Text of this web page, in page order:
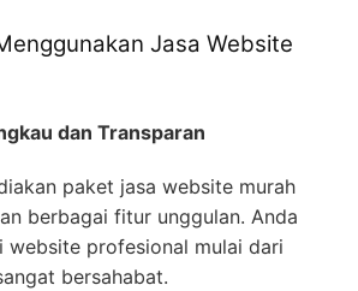
Jasa Website
dan Transparan
paket jasa website murah
berbagai fitur unggulan. Anda
website profesional mulai dari
bersahabat.